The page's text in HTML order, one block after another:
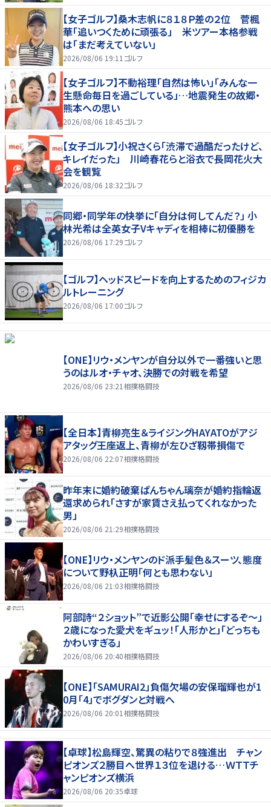
【女子ゴルフ】桑木志帆に８１８Ｐ差の２位 菅楓
華「追いつくために頑張る」 米ツアー本格参戦
は「まだ考えていない」
2026/08/06 19:11 ゴルフ
【女子ゴルフ】不動裕理「自然は怖い」「みんな一
生懸命毎日を過ごしている」…地震発生の故郷・
熊本への思い
2026/08/06 18:45ゴルフ
【女子ゴルフ】小祝さくら「渋滞で過酷だったけど、
キレイだった」 川崎春花らと浴衣で長岡花火大
会を観覧
2026/08/06 18:32ゴルフ
同郷・同学年の快挙に「自分は何してんだ？」 小
林光希は全英女子Vキャディを相棒に初優勝を
2026/08/06 17:29ゴルフ
【ゴルフ】ヘッドスピードを向上するためのフィジカ
ルトレーニング
2026/08/06 17:00ゴルフ
【ONE】リウ・メンヤンが自分以外で一番強いと思
うのはルオ・チャオ、決勝での対戦を希望
2026/08/06 23:21 相撲格闘技
【全日本】青柳亮生＆ライジングHAYATOがアジ
アタッグ王座返上、青柳が左ひざ靱帯損傷で
2026/08/06 22:07相撲格闘技
昨年末に婚約破棄ぱんちゃん璃奈が婚約指輪返
還求められ「さすが家賃さえ払ってくれなかった
男」
2026/08/06 21:29相撲格闘技
【ONE】リウ・メンヤンのド派手髪色＆スーツ、態度
について野杁正明「何とも思わない」
2026/08/06 21:03相撲格闘技
阿部詩“２ショット”で近影公開「幸せにするぞ〜」
２歳になった愛犬をギュッ！「人形かと」「どっちも
かわいすぎる」
2026/08/06 20:40相撲格闘技
【ONE】「SAMURAI2」負傷欠場の安保瑠輝也が1
0月「4」でボグダンと対戦へ
2026/08/06 20:01 相撲格闘技
【卓球】松島輝空、驚異の粘りで８強進出 チャン
ピオンズ２勝目へ世界１３位を退ける…ＷＴＴチ
ャンピオンズ横浜
2026/08/06 20:35卓球